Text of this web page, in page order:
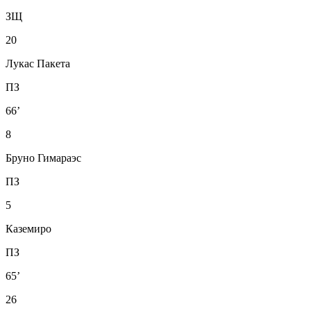
ЗЩ
20
Лукас Пакета
ПЗ
66’
8
Бруно Гимараэс
ПЗ
5
Каземиро
ПЗ
65’
26